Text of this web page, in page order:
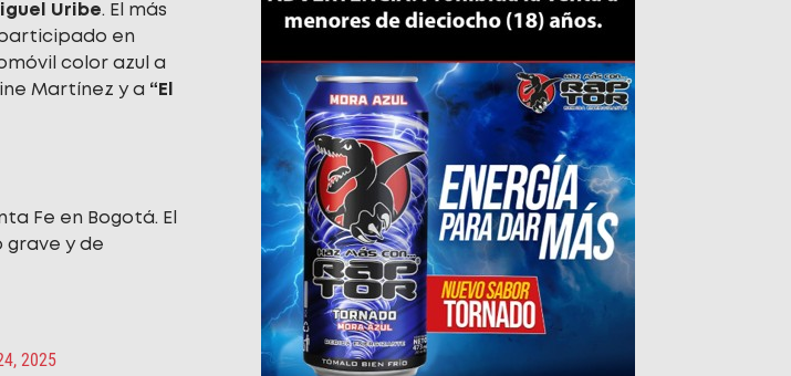
Uribe. El más
participado en
color azul a
Martínez y a “El
Fe en Bogotá. El
y de
2025